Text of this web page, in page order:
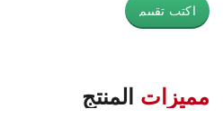
اكتب تقييم
مميزات المنتج